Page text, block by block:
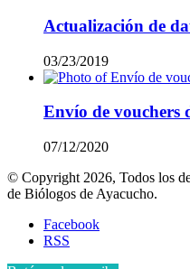
Actualización de
03/23/2019
Envío de vouchers
07/12/2020
© Copyright 2026, Todos los
de Biólogos de Ayacucho.
Facebook
RSS